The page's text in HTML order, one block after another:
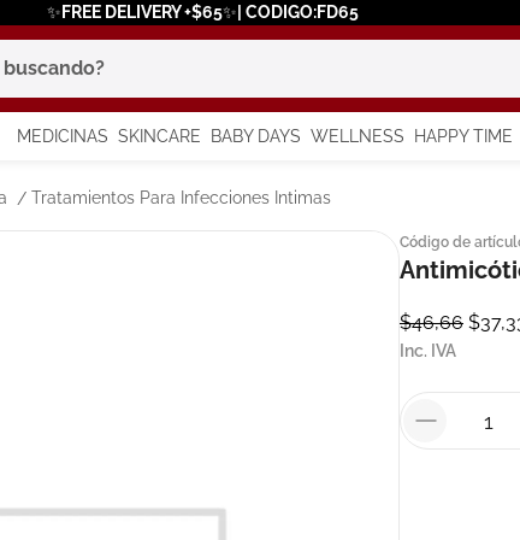
✨FREE DELIVERY +$65✨| CODIGO:FD65
MEDICINAS SKINCARE BABY DAYS WELLNESS HAPPY TIME
Tratamientos Para Infecciones Intimas
Código de
$46,66 $37,
Inc. IVA
más buscados